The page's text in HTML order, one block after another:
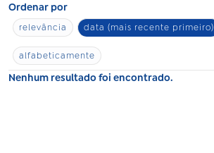
Ordenar por
relevância data (mais recente primeiro)
alfabeticamente
Nenhum resultado foi encontrado.